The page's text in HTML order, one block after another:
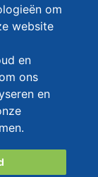
om
website
en
ons
en
Twente